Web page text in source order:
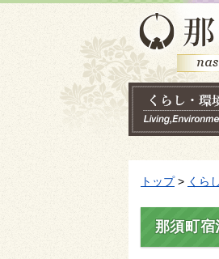
トップ> くら
那須町宿